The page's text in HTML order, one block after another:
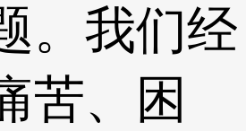
。我们经
苦、困